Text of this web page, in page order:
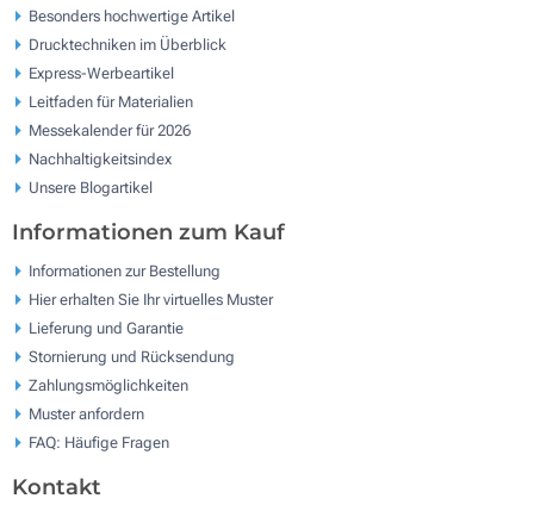
Besonders hochwertige Artikel
Drucktechniken im Überblick
Express-Werbeartikel
Leitfaden für Materialien
Messekalender für 2026
Nachhaltigkeitsindex
Unsere Blogartikel
Informationen zum Kauf
Informationen zur Bestellung
Hier erhalten Sie Ihr virtuelles Muster
Lieferung und Garantie
Stornierung und Rücksendung
Zahlungsmöglichkeiten
Muster anfordern
FAQ: Häufige Fragen
Kontakt